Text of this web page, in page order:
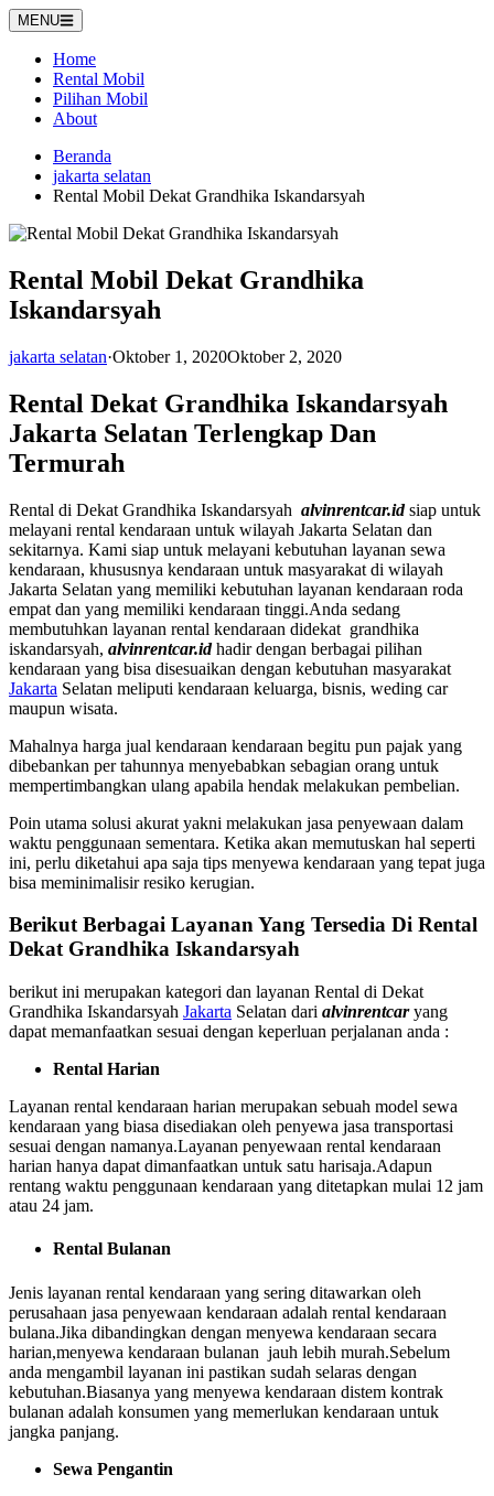
Langsung
ke
konten
MENU
Home
Rental Mobil
Pilihan Mobil
About
Beranda
jakarta selatan
Rental Mobil Dekat Grandhika Iskandarsyah
Rental Mobil Dekat Grandhika
Iskandarsyah
jakarta selatan·Oktober 1, 2020Oktober 2, 2020
Rental Dekat Grandhika Iskandarsyah
Jakarta Selatan Terlengkap Dan
Termurah
Rental di Dekat Grandhika Iskandarsyah alvinrentcar.idsiap untuk
melayani rental kendaraan untuk wilayah Jakarta Selatan dan
sekitarnya. Kami siap untuk melayani kebutuhan layanan sewa
kendaraan, khususnya kendaraan untuk masyarakat di wilayah
Jakarta Selatan yang memiliki kebutuhan layanan kendaraan roda
empat dan yang memiliki kendaraan tinggi.Anda sedang
membutuhkan layanan rental kendaraan didekat grandhika
iskandarsyah, alvinrentcar.id hadir dengan berbagai pilihan
kendaraan yang bisa disesuaikan dengan kebutuhan masyarakat
Jakarta Selatan meliputi kendaraan keluarga, bisnis, weding car
maupun wisata.
Mahalnya harga jual kendaraan kendaraan begitu pun pajak yang
dibebankan per tahunnya menyebabkan sebagian orang untuk
mempertimbangkan ulang apabila hendak melakukan pembelian.
Poin utama solusi akurat yakni melakukan jasa penyewaan dalam
waktu penggunaan sementara. Ketika akan memutuskan hal seperti
ini, perlu diketahui apa saja tips menyewa kendaraan yang tepat juga
bisa meminimalisir resiko kerugian.
Berikut Berbagai Layanan Yang Tersedia Di Rental
Dekat Grandhika Iskandarsyah
berikut ini merupakan kategori dan layanan Rental di Dekat
Grandhika Iskandarsyah Jakarta Selatan dari alvinrentcaryang
dapat memanfaatkan sesuai dengan keperluan perjalanan anda :
Rental Harian
Layanan rental kendaraan harian merupakan sebuah model sewa
kendaraan yang biasa disediakan oleh penyewa jasa transportasi
sesuai dengan namanya.Layanan penyewaan rental kendaraan
harian hanya dapat dimanfaatkan untuk satu harisaja.Adapun
rentang waktu penggunaan kendaraan yang ditetapkan mulai 12 jam
atau 24 jam.
Rental Bulanan
Jenis layanan rental kendaraan yang sering ditawarkan oleh
perusahaan jasa penyewaan kendaraan adalah rental kendaraan
bulana.Jika dibandingkan dengan menyewa kendaraan secara
harian,menyewa kendaraan bulanan jauh lebih murah.Sebelum
anda mengambil layanan ini pastikan sudah selaras dengan
kebutuhan.Biasanya yang menyewa kendaraan distem kontrak
bulanan adalah konsumen yang memerlukan kendaraan untuk
jangka panjang.
Sewa Pengantin